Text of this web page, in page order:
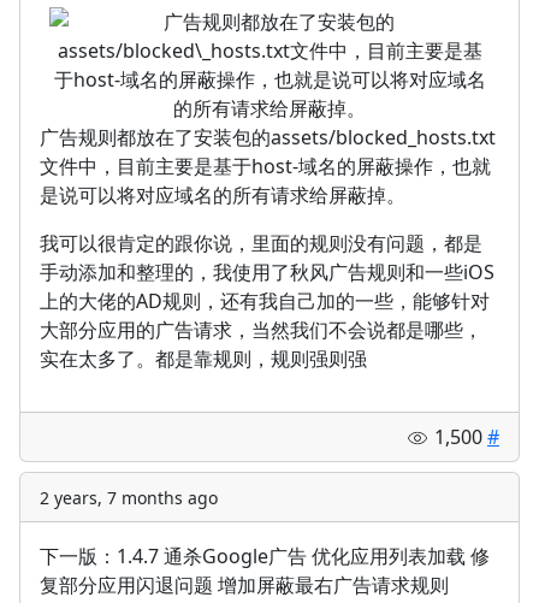
广告规则都放在了安装包的assets/blocked_hosts.txt
文件中，目前主要是基于host-域名的屏蔽操作，也就
是说可以将对应域名的所有请求给屏蔽掉。
我可以很肯定的跟你说，里面的规则没有问题，都是
手动添加和整理的，我使用了秋风广告规则和一些iOS
上的大佬的AD规则，还有我自己加的一些，能够针对
大部分应用的广告请求，当然我们不会说都是哪些，
实在太多了。都是靠规则，规则强则强
1,500#
2 years, 7 months ago
下一版：1.4.7 通杀Google广告 优化应用列表加载 修
复部分应用闪退问题 增加屏蔽最右广告请求规则